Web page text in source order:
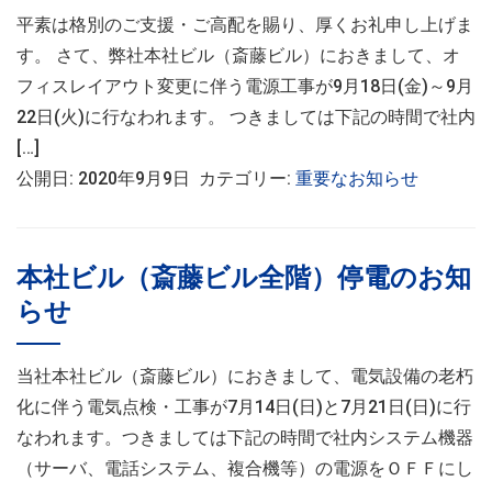
平素は格別のご支援・ご高配を賜り、厚くお礼申し上げま
す。 さて、弊社本社ビル（斎藤ビル）におきまして、オ
フィスレイアウト変更に伴う電源工事が9月18日(金)～9月
22日(火)に行なわれます。 つきましては下記の時間で社内
[…]
公開日: 2020年9月9日 カテゴリー: 重要なお知らせ
本社ビル（斎藤ビル全階）停電のお知
らせ
当社本社ビル（斎藤ビル）におきまして、電気設備の老朽
化に伴う電気点検・工事が7月14日(日)と7月21日(日)に行
なわれます。つきましては下記の時間で社内システム機器
（サーバ、電話システム、複合機等）の電源をＯＦＦにし